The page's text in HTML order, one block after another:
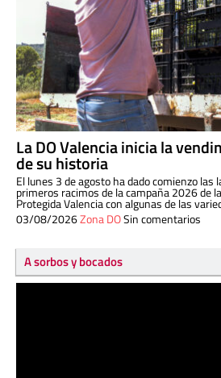
La DO Valencia inicia la
de su historia
El lunes 3 de agosto ha dado comienzo las
primeros racimos de la campaña 2026 de
Protegida Valencia con algunas de las
03/08/2026Zona DOSin comentarios
A sorbos y bocados